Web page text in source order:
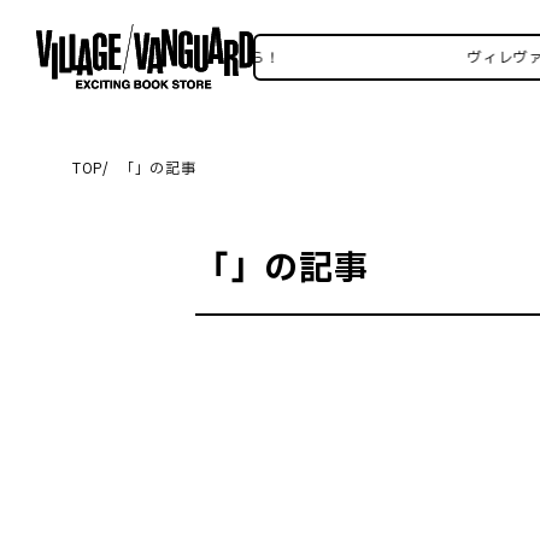
ヴィレヴァンSNSいろいろはこちら！ ヴィレヴ
TOP 「」の記事
「」の記事